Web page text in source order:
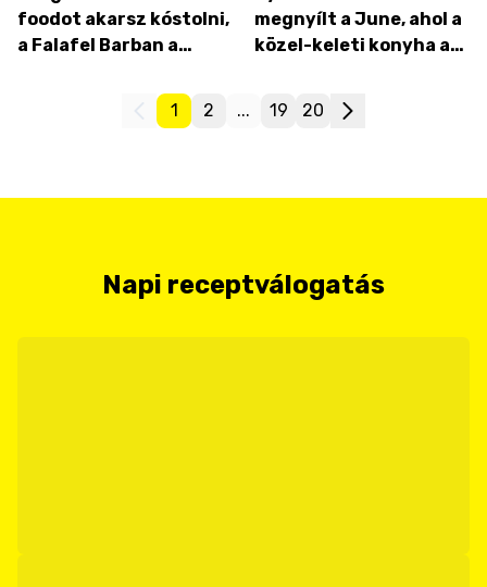
foodot akarsz kóstolni,
a Falafel Barban a
megnyílt a June, ahol a
közel-keleti konyha a
1
2 ... 19 20
Napi receptválogatás